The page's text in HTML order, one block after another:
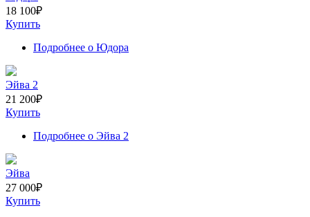
18 100₽
Купить
Подробнее о Юдора
Эйва 2
21 200₽
Купить
Подробнее о Эйва 2
Эйва
27 000₽
Купить